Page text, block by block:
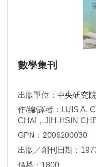
數學集刊
出版單位： 中央研究院
作/編/譯者：LUIS A.
CHAI，JIH-HSIN
MARIANO
PING LIU，
XUDING ZHU
GPN：2006200030
出版／創刊日期：
價格：1800